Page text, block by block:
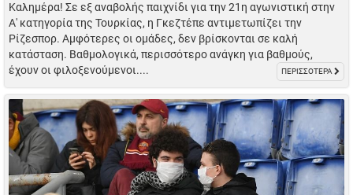
Καλημέρα! Σε εξ αναβολής παιχνίδι για την 21η αγωνιστική στην
Α' κατηγορία της Τουρκίας, η Γκεζτέπε αντιμετωπίζει την
Ρίζεσπορ. Αμφότερες οι ομάδες, δεν βρίσκονται σε καλή
κατάσταση. Βαθμολογικά, περισσότερο ανάγκη για βαθμούς,
έχουν οι φιλοξενούμενοι....
ΠΕΡΙΣΣΟΤΕΡΑ